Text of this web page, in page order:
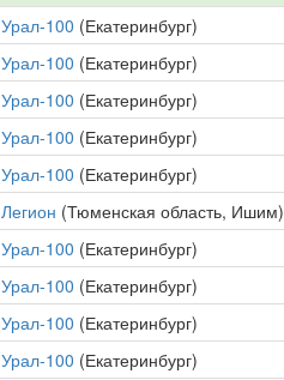
Урал-100 (Екатеринбург)
Урал-100 (Екатеринбург)
Урал-100 (Екатеринбург)
Урал-100 (Екатеринбург)
Урал-100 (Екатеринбург)
Легион (Тюменская область, Ишим)
Урал-100 (Екатеринбург)
Урал-100 (Екатеринбург)
Урал-100 (Екатеринбург)
Урал-100 (Екатеринбург)